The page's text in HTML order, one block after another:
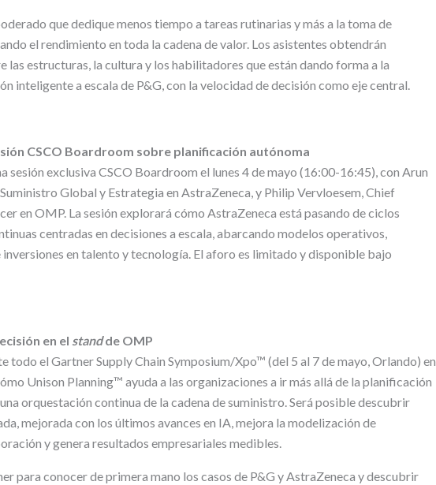
que dedique menos tiempo a tareas rutinarias y más a la toma de
el rendimiento en toda la cadena de valor. Los asistentes obtendrán
las estructuras, la cultura y los habilitadores que están dando forma a la
inteligente a escala de P&G, con la velocidad de decisión como eje central.
CSCO Boardroom sobre planificación autónoma
sesión exclusiva CSCO Boardroom el lunes 4 de mayo (16:00-16:45), con Arun
Global y Estrategia en AstraZeneca, y Philip Vervloesem, Chief
en OMP. La sesión explorará cómo AstraZeneca está pasando de ciclos
centradas en decisiones a escala, abarcando modelos operativos,
en talento y tecnología. El aforo es limitado y disponible bajo
en el standde OMP
todo el Gartner Supply Chain Symposium/Xpo™ (del 5 al 7 de mayo, Orlando) en
Unison Planning™ ayuda a las organizaciones a ir más allá de la planificación
orquestación continua de la cadena de suministro. Será posible descubrir
mejorada con los últimos avances en IA, mejora la modelización de
y genera resultados empresariales medibles.
para conocer de primera mano los casos de P&G y AstraZeneca y descubrir